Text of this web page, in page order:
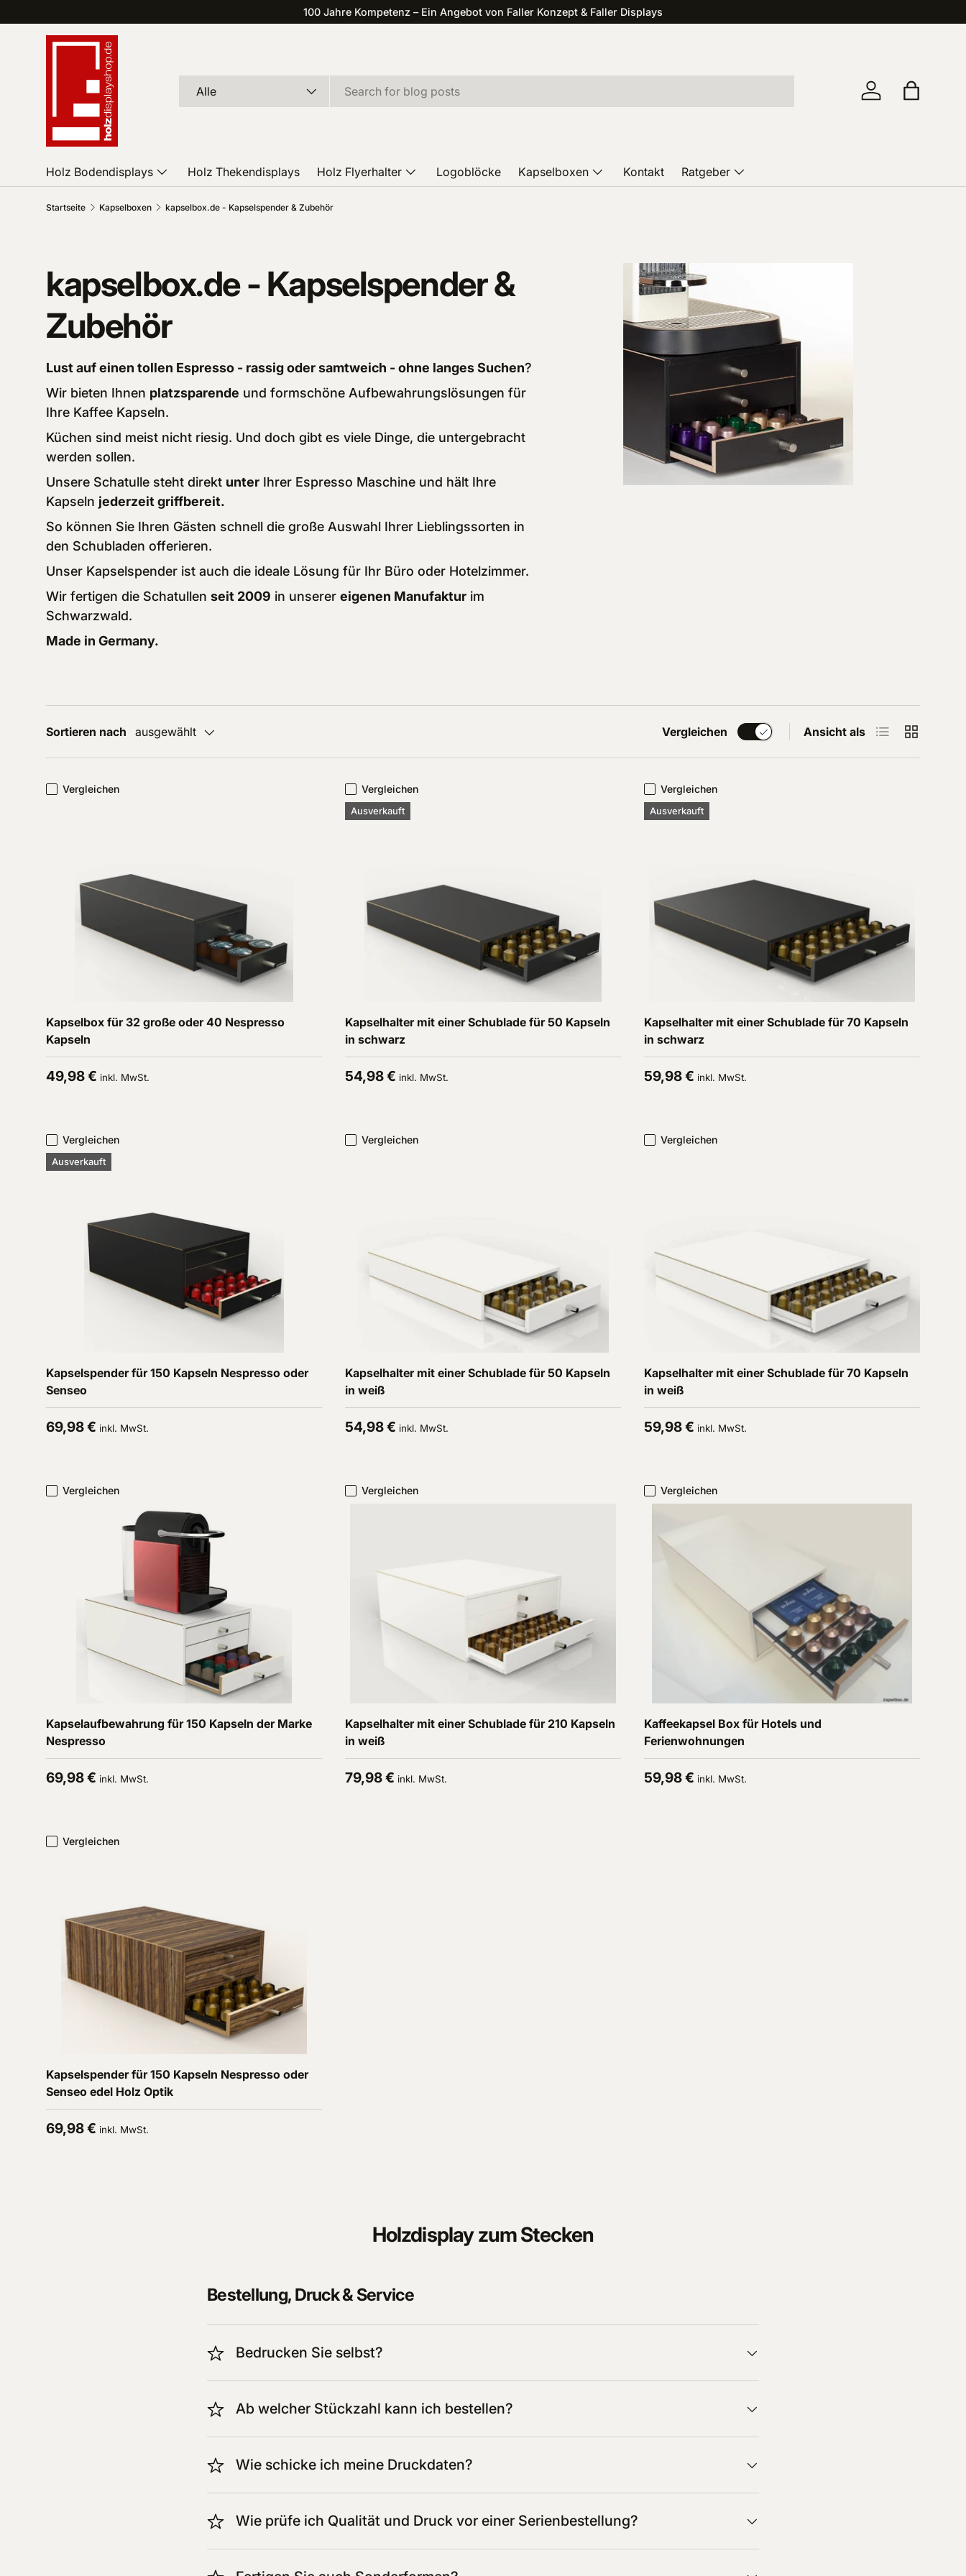
Direkt zum Inhalt
100 Jahre Kompetenz – Ein Angebot von Faller Konzept & Faller Displays
Alle Einloggen
Holz Bodendisplays Holz Thekendisplays Holz Flyerhalter Logoblöcke Kapselboxen Kontakt Ratgeber
Startseite Kapselboxen kapselbox.de - Kapselspender & Zubehör
kapselbox.de - Kapselspender &
Zubehör
Lust auf einen tollen Espresso - rassig oder samtweich - ohne langes Suchen?
Wir bieten Ihnen platzsparende und formschöne Aufbewahrungslösungen für
Ihre Kaffee Kapseln.
Küchen sind meist nicht riesig. Und doch gibt es viele Dinge, die untergebracht
werden sollen.
Unsere Schatulle steht direkt unter Ihrer Espresso Maschine und hält Ihre
Kapseln jederzeit griffbereit.
So können Sie Ihren Gästen schnell die große Auswahl Ihrer Lieblingssorten in
den Schubladen offerieren.
Unser Kapselspender ist auch die ideale Lösung für Ihr Büro oder Hotelzimmer.
Wir fertigen die Schatullen seit 2009 in unserer eigenen Manufaktur im
Schwarzwald.
Made in Germany.
Sortieren nach ausgewählt Vergleichen Ansicht als Produktliste
Vergleichen
Kapselbox für 32 große oder 40 Nespresso
Kapseln
Normaler Preis
49,98 € inkl. MwSt.
In den Warenkorb
Vergleichen
Ausverkauft
Kapselhalter mit einer Schublade für 50 Kapseln
in schwarz
Normaler Preis
54,98 € inkl. MwSt.
In den Warenkorb
Vergleichen
Ausverkauft
Kapselhalter mit einer Schublade für 70 Kapseln
in schwarz
Normaler Preis
59,98 € inkl. MwSt.
In den Warenkorb
Vergleichen
Ausverkauft
Kapselspender für 150 Kapseln Nespresso oder
Senseo
Normaler Preis
69,98 € inkl. MwSt.
Vergleichen
Kapselhalter mit einer Schublade für 50 Kapseln
in weiß
Normaler Preis
54,98 € inkl. MwSt.
In den Warenkorb
Vergleichen
Kapselhalter mit einer Schublade für 70 Kapseln
in weiß
Normaler Preis
59,98 € inkl. MwSt.
In den Warenkorb
Vergleichen
Kapselaufbewahrung für 150 Kapseln der Marke
Nespresso
Normaler Preis
69,98 € inkl. MwSt.
In den Warenkorb
Vergleichen
Kapselhalter mit einer Schublade für 210 Kapseln
in weiß
Normaler Preis
79,98 € inkl. MwSt.
Vergleichen
Kaffeekapsel Box für Hotels und
Ferienwohnungen
Normaler Preis
59,98 € inkl. MwSt.
In den Warenkorb
Vergleichen
Kapselspender für 150 Kapseln Nespresso oder
Senseo edel Holz Optik
Normaler Preis
69,98 € inkl. MwSt.
In den Warenkorb
Holzdisplay zum Stecken
Bestellung, Druck & Service
Bedrucken Sie selbst?
Ab welcher Stückzahl kann ich bestellen?
Wie schicke ich meine Druckdaten?
Wie prüfe ich Qualität und Druck vor einer Serienbestellung?